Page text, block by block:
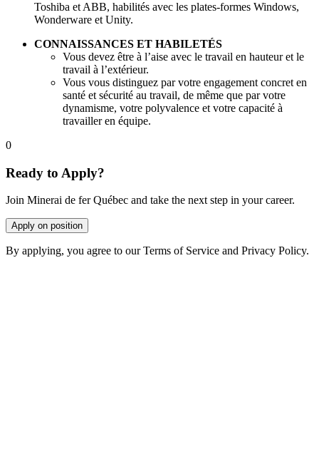
Toshiba et ABB, habilités avec les plates-formes Windows,
Wonderware et Unity.
CONNAISSANCES ET HABILETÉS
Vous devez être à l’aise avec le travail en hauteur et le
travail à l’extérieur.
Vous vous distinguez par votre engagement concret en
santé et sécurité au travail, de même que par votre
dynamisme, votre polyvalence et votre capacité à
travailler en équipe.
0
Ready to Apply?
Join Minerai de fer Québec and take the next step in your career.
Apply on position
By applying, you agree to our Terms of Service and Privacy Policy.